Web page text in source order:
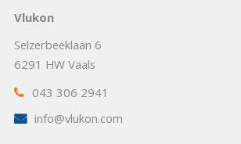
Vlukon
Selzerbeeklaan 6
6291 HW Vaals
043 306 2941
info@vlukon.com